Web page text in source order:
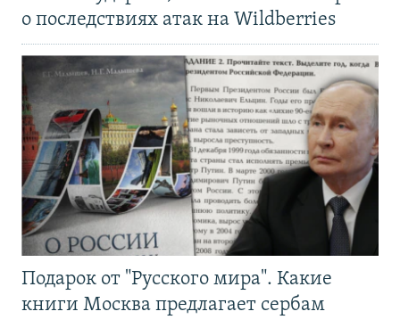
о последствиях атак на Wildberries
Подарок от "Русского мира". Какие
книги Москва предлагает сербам